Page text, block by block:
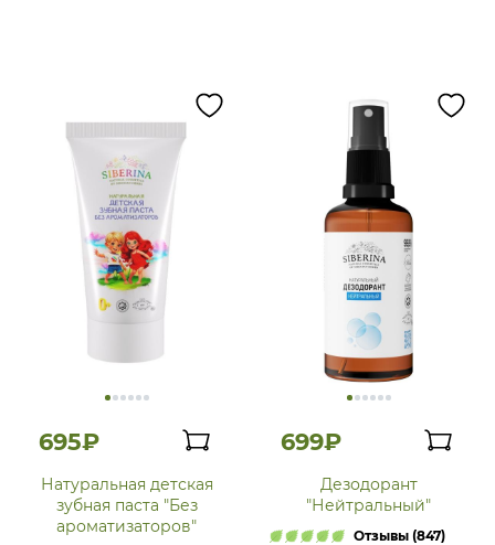
695₽
Натуральная детская
зубная паста "Без
ароматизаторов"
699₽
Дезодорант
"Нейтральный"
Отзывы (847)